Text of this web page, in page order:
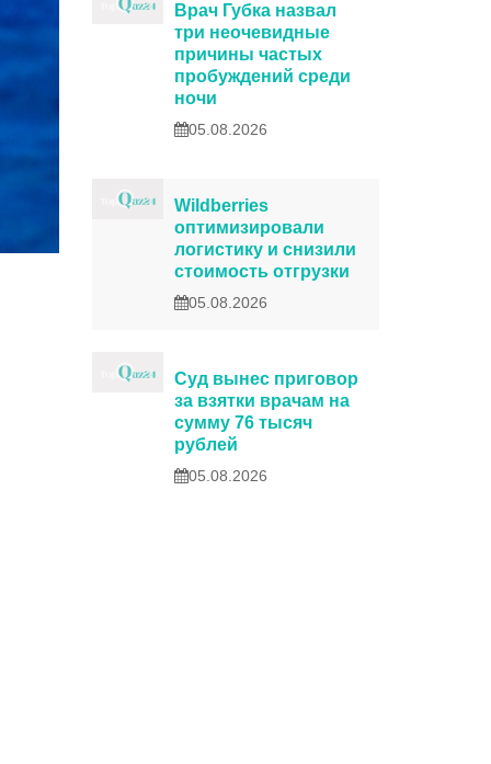
Врач Губка назвал
три неочевидные
причины частых
пробуждений среди
ночи
05.08.2026
Wildberries
оптимизировали
логистику и снизили
стоимость отгрузки
05.08.2026
Суд вынес приговор
за взятки врачам на
сумму 76 тысяч
рублей
05.08.2026